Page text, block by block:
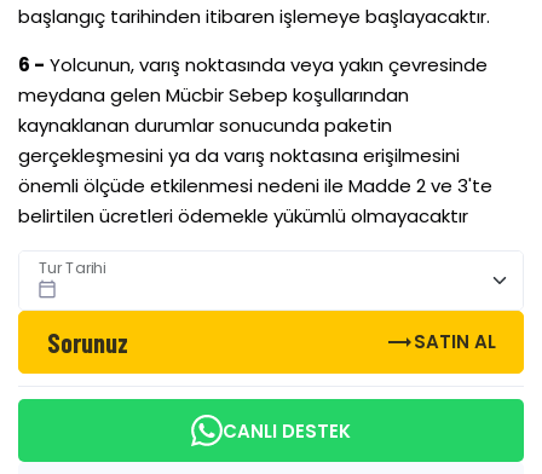
başlangıç tarihinden itibaren işlemeye başlayacaktır.
6 - Yolcunun, varış noktasında veya yakın çevresinde
meydana gelen Mücbir Sebep koşullarından
kaynaklanan durumlar sonucunda paketin
gerçekleşmesini ya da varış noktasına erişilmesini
önemli ölçüde etkilenmesi nedeni ile Madde 2 ve 3'te
belirtilen ücretleri ödemekle yükümlü olmayacaktır
Tur Tarihi
calendar_today
Sorunuz trending_flatSATIN AL
CANLI DESTEK